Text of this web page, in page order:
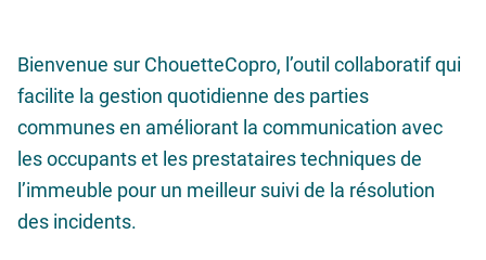
Bienvenue sur ChouetteCopro, l’outil collaboratif qui
facilite la gestion quotidienne des parties
communes en améliorant la communication avec
les occupants et les prestataires techniques de
l’immeuble pour un meilleur suivi de la résolution
des incidents.